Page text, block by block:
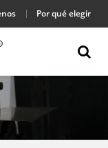
Por qué elegir